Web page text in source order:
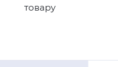
товару